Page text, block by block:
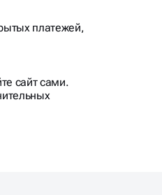
платежей,
сайт сами.